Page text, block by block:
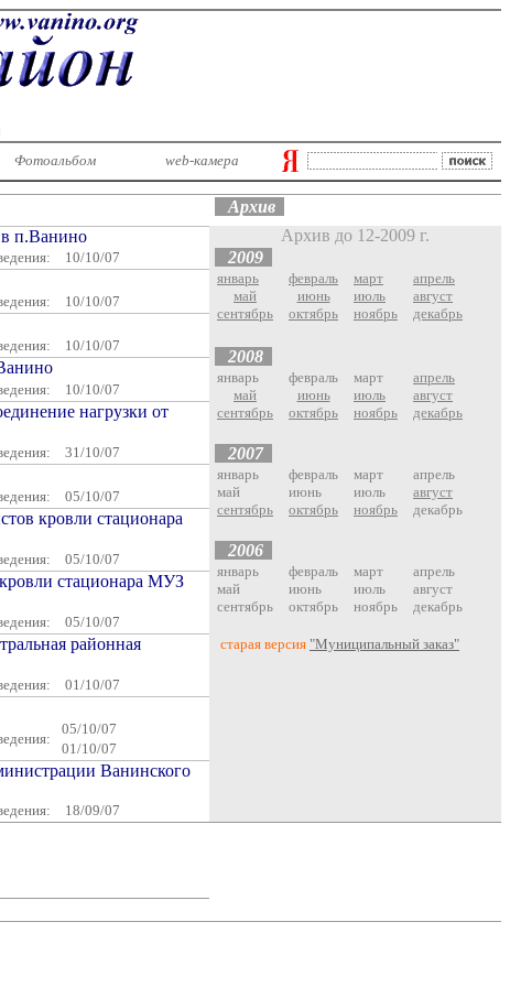
Фотоальбом web-камера
Архив
в п.Ванино
Архив до 12-2009 г.
2009
январь февраль март
апрель
май
июнь июль
август
сентябрь
октябрь ноябрь декабрь
2008
январь февраль март
апрель
май
июнь июль
август
сентябрь
октябрь ноябрь декабрь
2007
январь февраль март
апрель
май
июнь июль
август
сентябрь
октябрь ноябрь декабрь
2006
январь февраль март
апрель
май
июнь июль
август
сентябрь
октябрь ноябрь декабрь
старая версия "Муниципальный заказ"
10/10/07
10/10/07
10/10/07
10/10/07
нагрузки от
31/10/07
05/10/07
кровли стационара
05/10/07
кровли стационара МУЗ
05/10/07
районная
01/10/07
05/10/07
01/10/07
Ванинского
18/09/07